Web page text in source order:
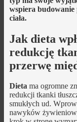
wspiera
ciała.
Jak dieta
redukcję
przerwę
Dietama ogromne
redukcji tkanki
smukłych ud.
nawyków